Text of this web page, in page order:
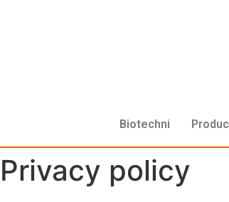
Biotechni
Privacy policy